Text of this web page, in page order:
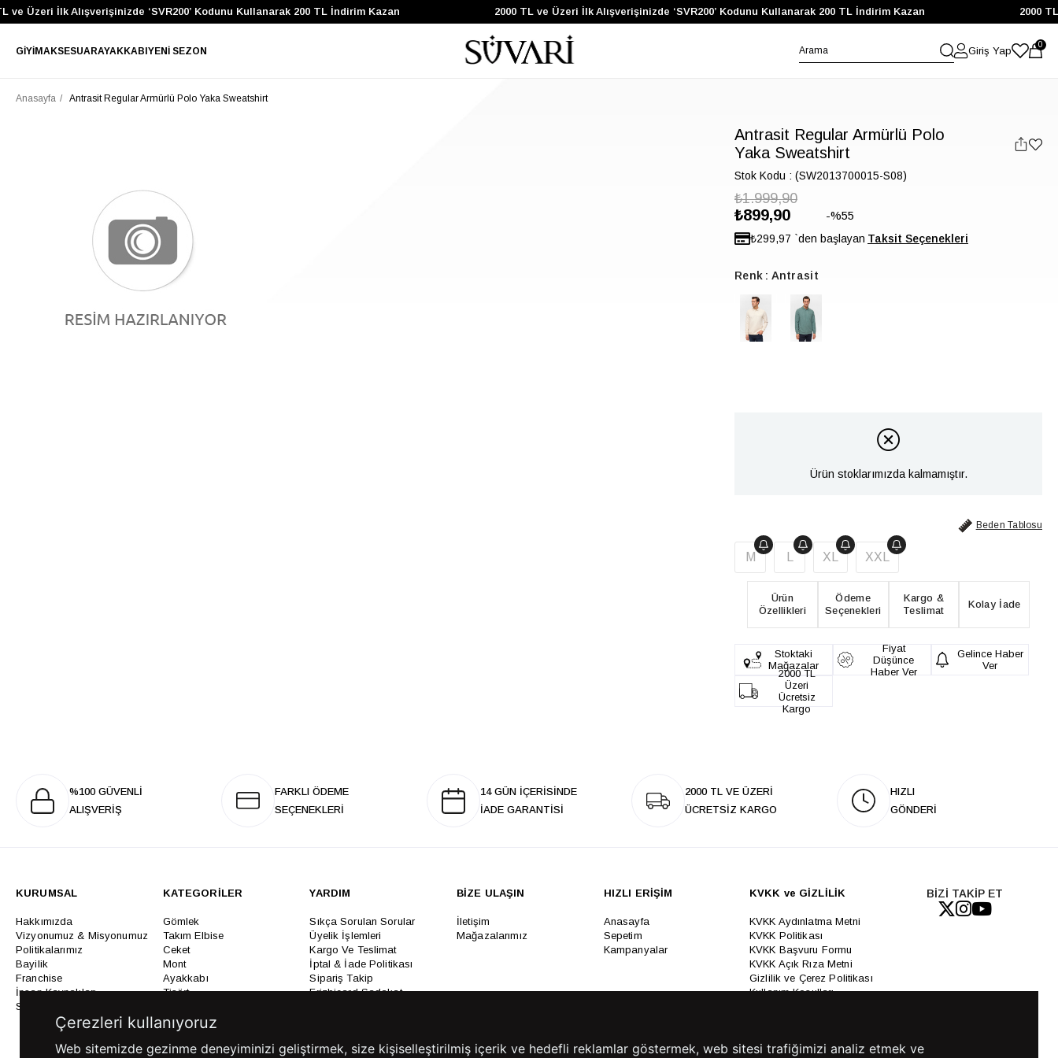
ve Üzeri İlk Alışverişinizde ‘SVR200’ Kodunu Kullanarak 200 TL İndirim Kazan 2000 TL ve Üzeri İlk Alışverişinizde ‘SVR200’ Kodunu Kullanarak 200 TL İndirim Kazan 2000
GIYIMAKSESUARAYAKKABIYENI SEZON Giriş Yap
0
Anasayfa Antrasit Regular Armürlü Polo Yaka Sweatshirt
Antrasit Regular Armürlü Polo
Yaka Sweatshirt
Stok Kodu (SW2013700015-S08)
₺1.999,90
₺899,90 55
₺299,97 `den başlayan
Renk Antrasit
Ürün stoklarımızda kalmamıştır.
Beden Tablosu
M XL XXL
Ürün
Özellikleri
Ödeme
Seçenekleri
Kargo &
Teslimat
Kolay İade
Stoktaki
Mağazalar
Fiyat
Düşünce
Haber Ver
Gelince Haber
Ver
2000 TL
Üzeri
Ücretsiz
Kargo
%100 GÜVENLİ
ALIŞVERİŞ
FARKLI ÖDEME
SEÇENEKLERİ
14 GÜN İÇERİSİNDE
İADE GARANTİSİ
2000 TL VE ÜZERİ
ÜCRETSİZ KARGO
HIZLI
GÖNDERİ
KURUMSAL
Hakkımızda
Vizyonumuz & Misyonumuz
Politikalarımız
Bayilik
Franchise
İnsan Kaynakları
SÜVARİ Blog
KATEGORİLER
Gömlek
Takım Elbise
Ceket
Mont
Ayakkabı
Tişört
Babalar Günü Hediye
Fikirleri
Ofis Favorileri
YARDIM
Sıkça Sorulan Sorular
Üyelik İşlemleri
Kargo Ve Teslimat
İptal & İade Politikası
Sipariş Takip
Frizbicard Sadakat
BİZE ULAŞIN
İletişim
Mağazalarımız
HIZLI ERİŞİM
Anasayfa
Sepetim
Kampanyalar
KVKK ve GİZLİLİK
KVKK Aydınlatma Metni
KVKK Politikası
KVKK Başvuru Formu
KVKK Açık Rıza Metni
Gizlilik ve Çerez Politikası
Kullanım Koşulları
ETK Onay Metni
BİZİ TAKİP ET
Çerezleri kullanıyoruz
Web sitemizde gezinme deneyiminizi geliştirmek, size kişiselleştirilmiş içerik ve hedefli reklamlar göstermek, web sitesi trafiğimizi analiz etmek ve